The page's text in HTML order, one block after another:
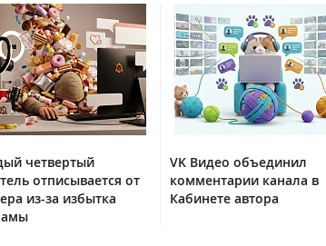
четвертый
отписывается от
из-за избытка
VK Видео объединил
комментарии канала в
Кабинете автора